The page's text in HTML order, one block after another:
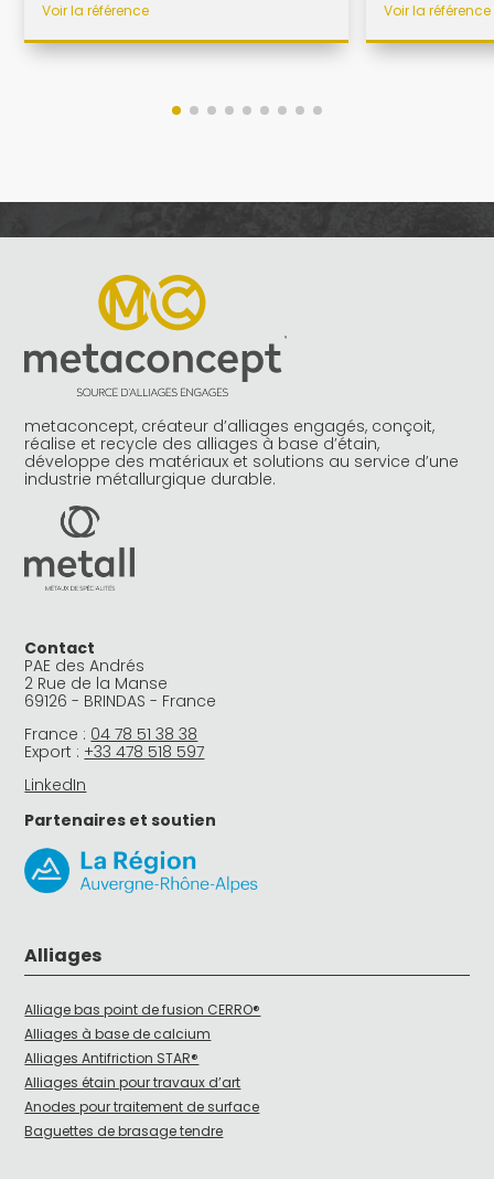
Voir la référence Voir la référence
metaconcept, créateur d’alliages engagés, conçoit,
réalise et recycle des alliages à base d’étain,
développe des matériaux et solutions au service d’une
industrie métallurgique durable.
Contact
PAE des Andrés
2 Rue de la Manse
69126 - BRINDAS - France
France : 04 78 51 38 38
Export : +33 478 518 597
LinkedIn
Partenaires et soutien
Alliages
Alliage bas point de fusion CERRO®
Alliages à base de calcium
Alliages Antifriction STAR®
Alliages étain pour travaux d’art
Anodes pour traitement de surface
Baguettes de brasage tendre